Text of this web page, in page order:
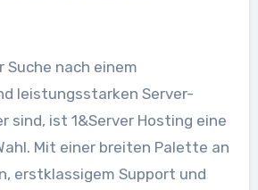
Suche nach einem
leistungsstarken Server-
sind, ist 1&Server Hosting eine
Mit einer breiten Palette an
erstklassigem Support und